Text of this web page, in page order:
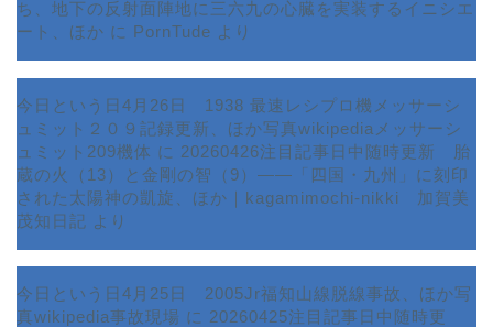
ち、地下の反射面陣地に三六九の心臓を実装するイニシエ
ート、ほか に PornTude より
今日という日4月26日 1938 最速レシプロ機メッサーシ
ュミット２０９記録更新、ほか写真wikipediaメッサーシ
ュミット209機体 に 20260426注目記事日中随時更新 胎
蔵の火（13）と金剛の智（9）――「四国・九州」に刻印
された太陽神の凱旋、ほか｜kagamimochi-nikki 加賀美
茂知日記 より
今日という日4月25日 2005Jr福知山線脱線事故、ほか写
真wikipedia事故現場 に 20260425注目記事日中随時更